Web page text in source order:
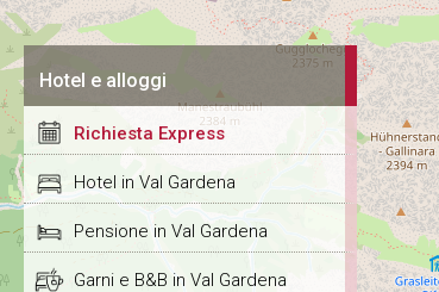
Hotel e alloggi
Richiesta Express
Hotel in Val Gardena
Pensione in Val Gardena
Garni e B&B in Val Gardena